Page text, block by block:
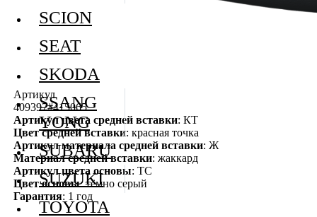
Артикул
409397#415065
Артикул цвета средней вставки: КТ
Цвет средней вставки: красная точка
Артикул материала средней вставки: Ж
Материал средней вставки: жаккард
Артикул цвета основы: ТС
Цвет основы: тёмно серый
Гарантия: 1 год
SCION
SEAT
SKODA
SSANG
YONG
SUBARU
SUZUKI
TOYOTA